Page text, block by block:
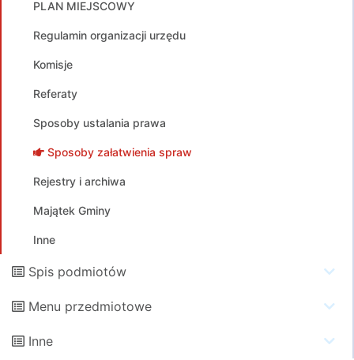
PLAN MIEJSCOWY
Regulamin organizacji urzędu
Komisje
Referaty
Sposoby ustalania prawa
Sposoby załatwienia spraw
Rejestry i archiwa
Majątek Gminy
Inne
Spis podmiotów
Menu przedmiotowe
Inne